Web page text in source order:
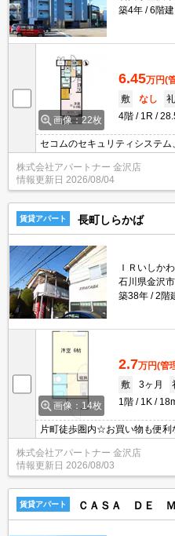
築4年
6階建
画像：22枚
6.45万円(
敷
なし 礼
4階
1R
セコムのセキュリティシステム
安心◎
株式会社アパートナー 金沢店
情報更新日 2026/08/04
賃貸アパート 長町しらかば
ＩＲいしか
石川県金沢
築38年
2階
画像：14枚
2.7万円(管
敷
3ヶ月
1階
1K
片町徒歩圏内☆お買い物も便利
株式会社アパートナー 金沢店
情報更新日 2026/08/03
賃貸アパート ＣＡＳＡ ＤＥ Ｍ